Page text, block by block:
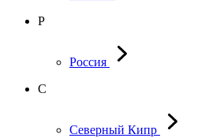
Р
Россия
С
Северный Кипр